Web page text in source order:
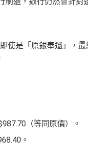
使是「原銀奉還」，
（等同原價）。
。